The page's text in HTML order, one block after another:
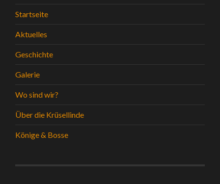
Startseite
Aktuelles
Geschichte
Galerie
Wo sind wir?
Über die Krüsellinde
Könige & Bosse